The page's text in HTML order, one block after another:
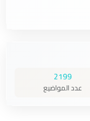
2199
عدد المواضيع